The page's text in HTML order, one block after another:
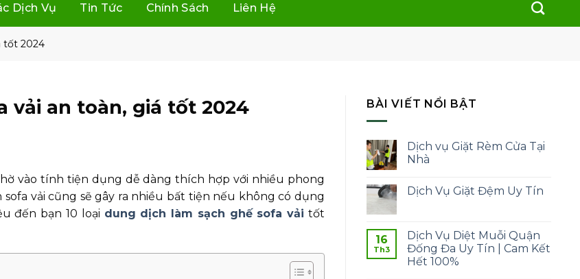
Dịch Vụ Tin Tức Chính Sách Liên Hệ
tốt 2024
vải an toàn, giá tốt 2024
vào tính tiện dụng dễ dàng thích hợp với nhiều phong
vải cũng sẽ gây ra nhiều bất tiện nếu không có dụng
đến bạn 10 loại dung dịch làm sạch ghế sofa vải tốt
BÀI VIẾT NỔI BẬT
Dịch vụ Giặt Rèm Cửa Tại
Nhà
Dịch Vụ Giặt Đệm Uy Tín
16
Th3
Dịch Vụ Diệt Muỗi Quận
Đống Đa Uy Tín | Cam Kết
Hết 100%